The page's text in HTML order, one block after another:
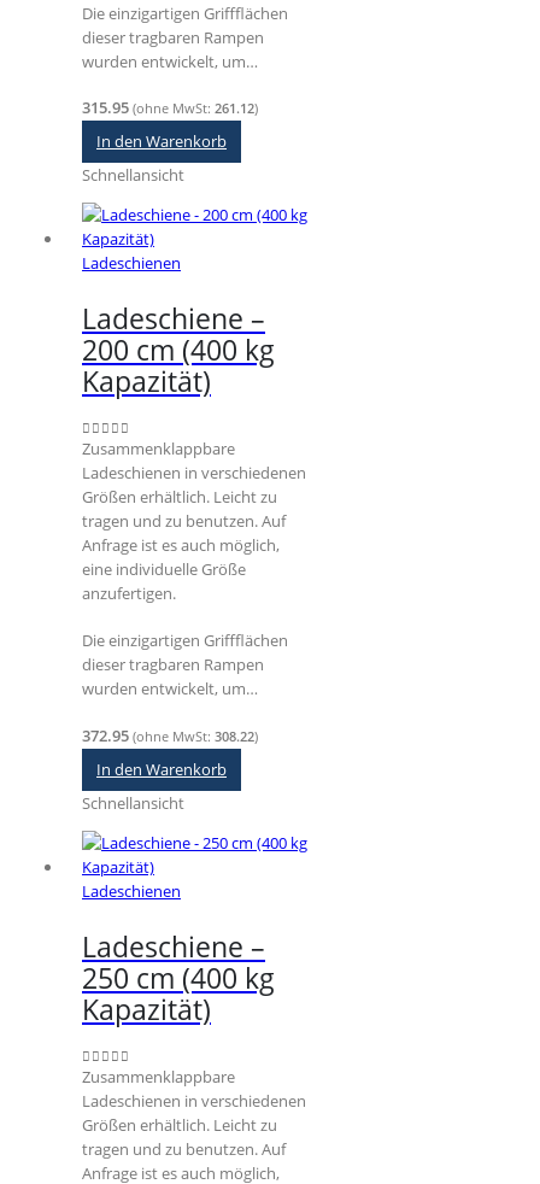
Die einzigartigen Griffflächen
dieser tragbaren Rampen
wurden entwickelt, um…
315.95 (ohne MwSt: 261.12)
In den Warenkorb
Schnellansicht
Ladeschienen
Ladeschiene –
200 cm (400 kg
Kapazität)
0out of 5
Zusammenklappbare
Ladeschienen in verschiedenen
Größen erhältlich. Leicht zu
tragen und zu benutzen. Auf
Anfrage ist es auch möglich,
eine individuelle Größe
anzufertigen.
Die einzigartigen Griffflächen
dieser tragbaren Rampen
wurden entwickelt, um…
372.95 (ohne MwSt: 308.22)
In den Warenkorb
Schnellansicht
Ladeschienen
Ladeschiene –
250 cm (400 kg
Kapazität)
0out of 5
Zusammenklappbare
Ladeschienen in verschiedenen
Größen erhältlich. Leicht zu
tragen und zu benutzen. Auf
Anfrage ist es auch möglich,